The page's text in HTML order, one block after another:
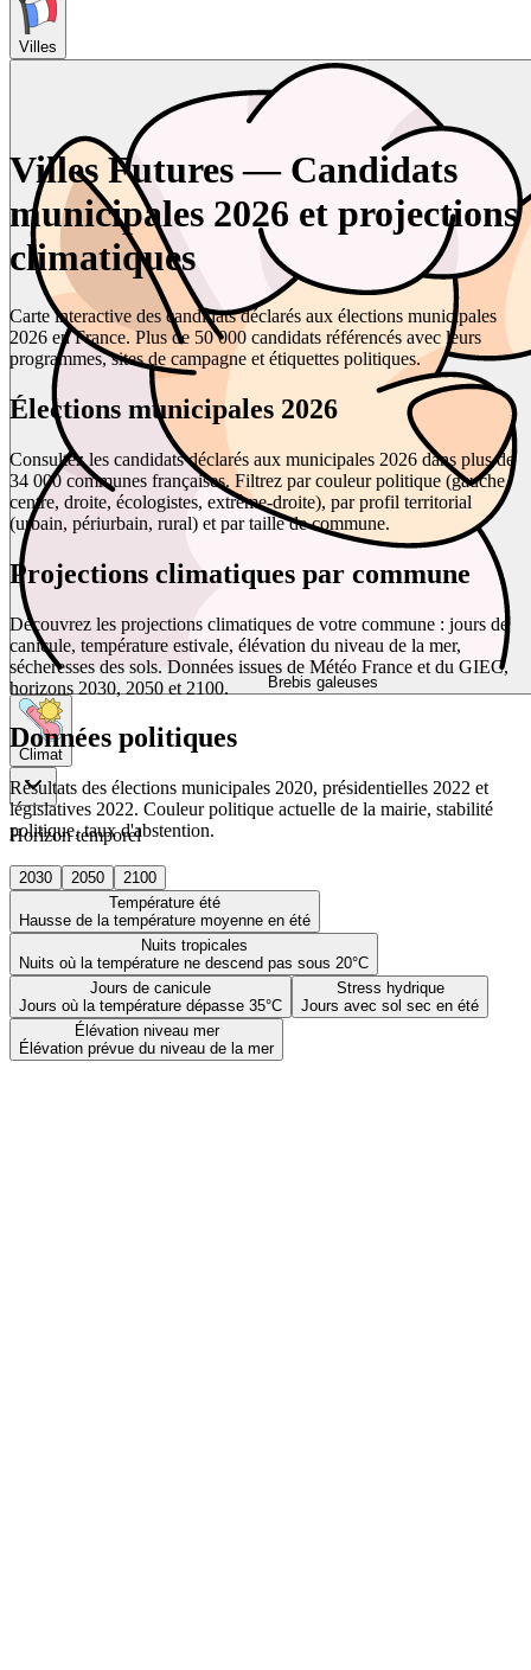
Villes
Brebis galeuses
Climat
Horizon temporel
2030 2050
2100
Température été
Hausse de la température moyenne en été
Nuits tropicales
Nuits où la température ne descend pas sous 20°C
Jours de canicule
Jours où la température dépasse 35°C
Stress hydrique
Jours avec sol sec en été
Élévation niveau mer
Élévation prévue du niveau de la mer
Villes Futures — Candidats
municipales 2026 et projections
climatiques
Carte interactive des candidats déclarés aux élections municipales
2026 en France. Plus de 50 000 candidats référencés avec leurs
programmes, sites de campagne et étiquettes politiques.
Élections municipales 2026
Consultez les candidats déclarés aux municipales 2026 dans plus de
34 000 communes françaises. Filtrez par couleur politique (gauche,
centre, droite, écologistes, extrême-droite), par profil territorial
(urbain, périurbain, rural) et par taille de commune.
Projections climatiques par commune
Découvrez les projections climatiques de votre commune : jours de
canicule, température estivale, élévation du niveau de la mer,
sécheresses des sols. Données issues de Météo France et du GIEC,
horizons 2030, 2050 et 2100.
Données politiques
Résultats des élections municipales 2020, présidentielles 2022 et
législatives 2022. Couleur politique actuelle de la mairie, stabilité
politique, taux d'abstention.